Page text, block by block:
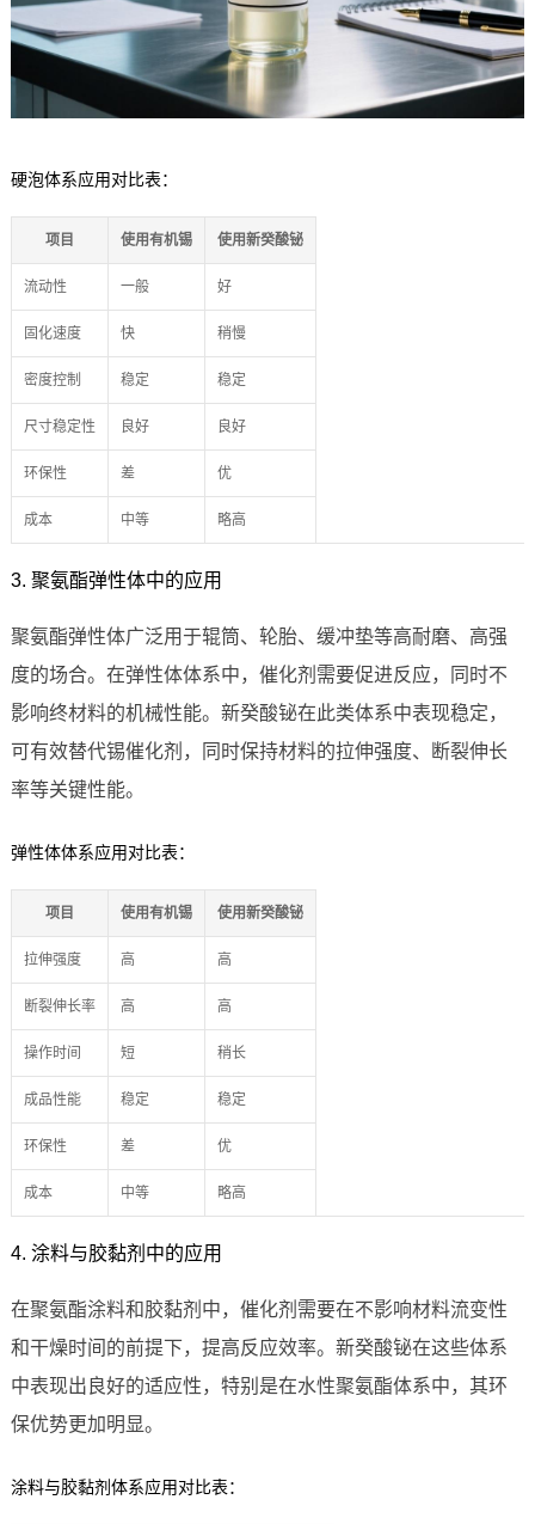
硬泡体系应用对比表：
项目 使用有机锡 使用新癸酸铋
流动性 一般 好
固化速度 快 稍慢
密度控制 稳定 稳定
尺寸稳定性 良好 良好
环保性 差 优
成本 中等 略高
3. 聚氨酯弹性体中的应用
聚氨酯弹性体广泛用于辊筒、轮胎、缓冲垫等高耐磨、高强
度的场合。在弹性体体系中，催化剂需要促进反应，同时不
影响终材料的机械性能。新癸酸铋在此类体系中表现稳定，
可有效替代锡催化剂，同时保持材料的拉伸强度、断裂伸长
率等关键性能。
弹性体体系应用对比表：
项目 使用有机锡 使用新癸酸铋
拉伸强度 高 高
断裂伸长率 高 高
操作时间 短 稍长
成品性能 稳定 稳定
环保性 差 优
成本 中等 略高
4. 涂料与胶黏剂中的应用
在聚氨酯涂料和胶黏剂中，催化剂需要在不影响材料流变性
和干燥时间的前提下，提高反应效率。新癸酸铋在这些体系
中表现出良好的适应性，特别是在水性聚氨酯体系中，其环
保优势更加明显。
涂料与胶黏剂体系应用对比表：